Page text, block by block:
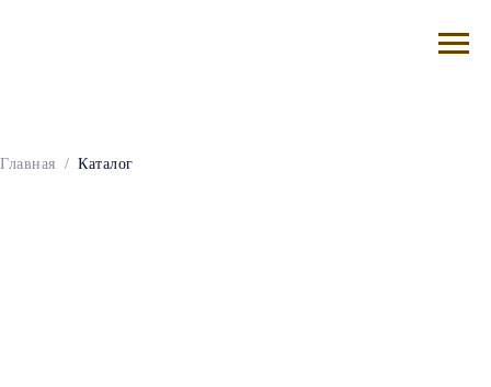
Главная / Каталог